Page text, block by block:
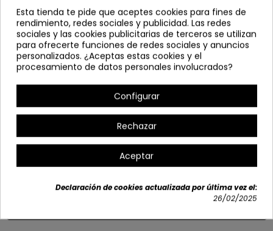
Altura regulable.
Medidas:
Altura total: 89-105 cm
Altura hasta el asiento: 61-82 cm
Opciones disponibles
Esta tienda te pide que aceptes cookies para fines de
rendimiento, redes sociales y publicidad. Las redes
sociales y las cookies publicitarias de terceros se utilizan
para ofrecerte funciones de redes sociales y anuncios
personalizados. ¿Aceptas estas cookies y el
procesamiento de datos personales involucrados?
Configurar
Rechazar
Aceptar
Declaración de cookies actualizada por última vez el:
26/02/2025